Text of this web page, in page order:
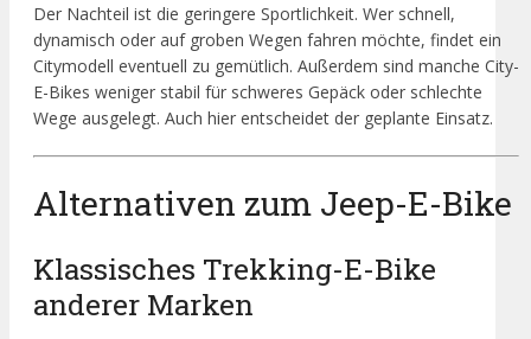
Der Nachteil ist die geringere Sportlichkeit. Wer schnell,
dynamisch oder auf groben Wegen fahren möchte, findet ein
Citymodell eventuell zu gemütlich. Außerdem sind manche City-
E-Bikes weniger stabil für schweres Gepäck oder schlechte
Wege ausgelegt. Auch hier entscheidet der geplante Einsatz.
Alternativen zum Jeep-E-Bike
Klassisches Trekking-E-Bike
anderer Marken